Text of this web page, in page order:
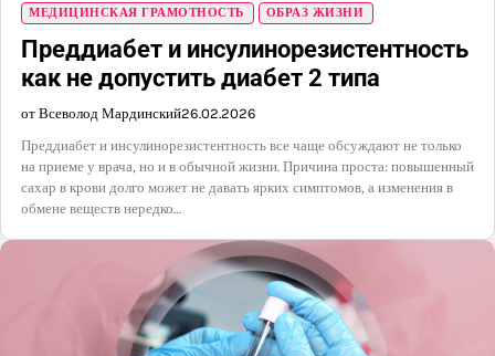
МЕДИЦИНСКАЯ ГРАМОТНОСТЬ ОБРАЗ ЖИЗНИ
Преддиабет и инсулинорезистентность
как не допустить диабет 2 типа
от Всеволод Мардинский26.02.2026
Преддиабет и инсулинорезистентность все чаще обсуждают не только
на приеме у врача, но и в обычной жизни. Причина проста: повышенный
сахар в крови долго может не давать ярких симптомов, а изменения в
обмене веществ нередко…